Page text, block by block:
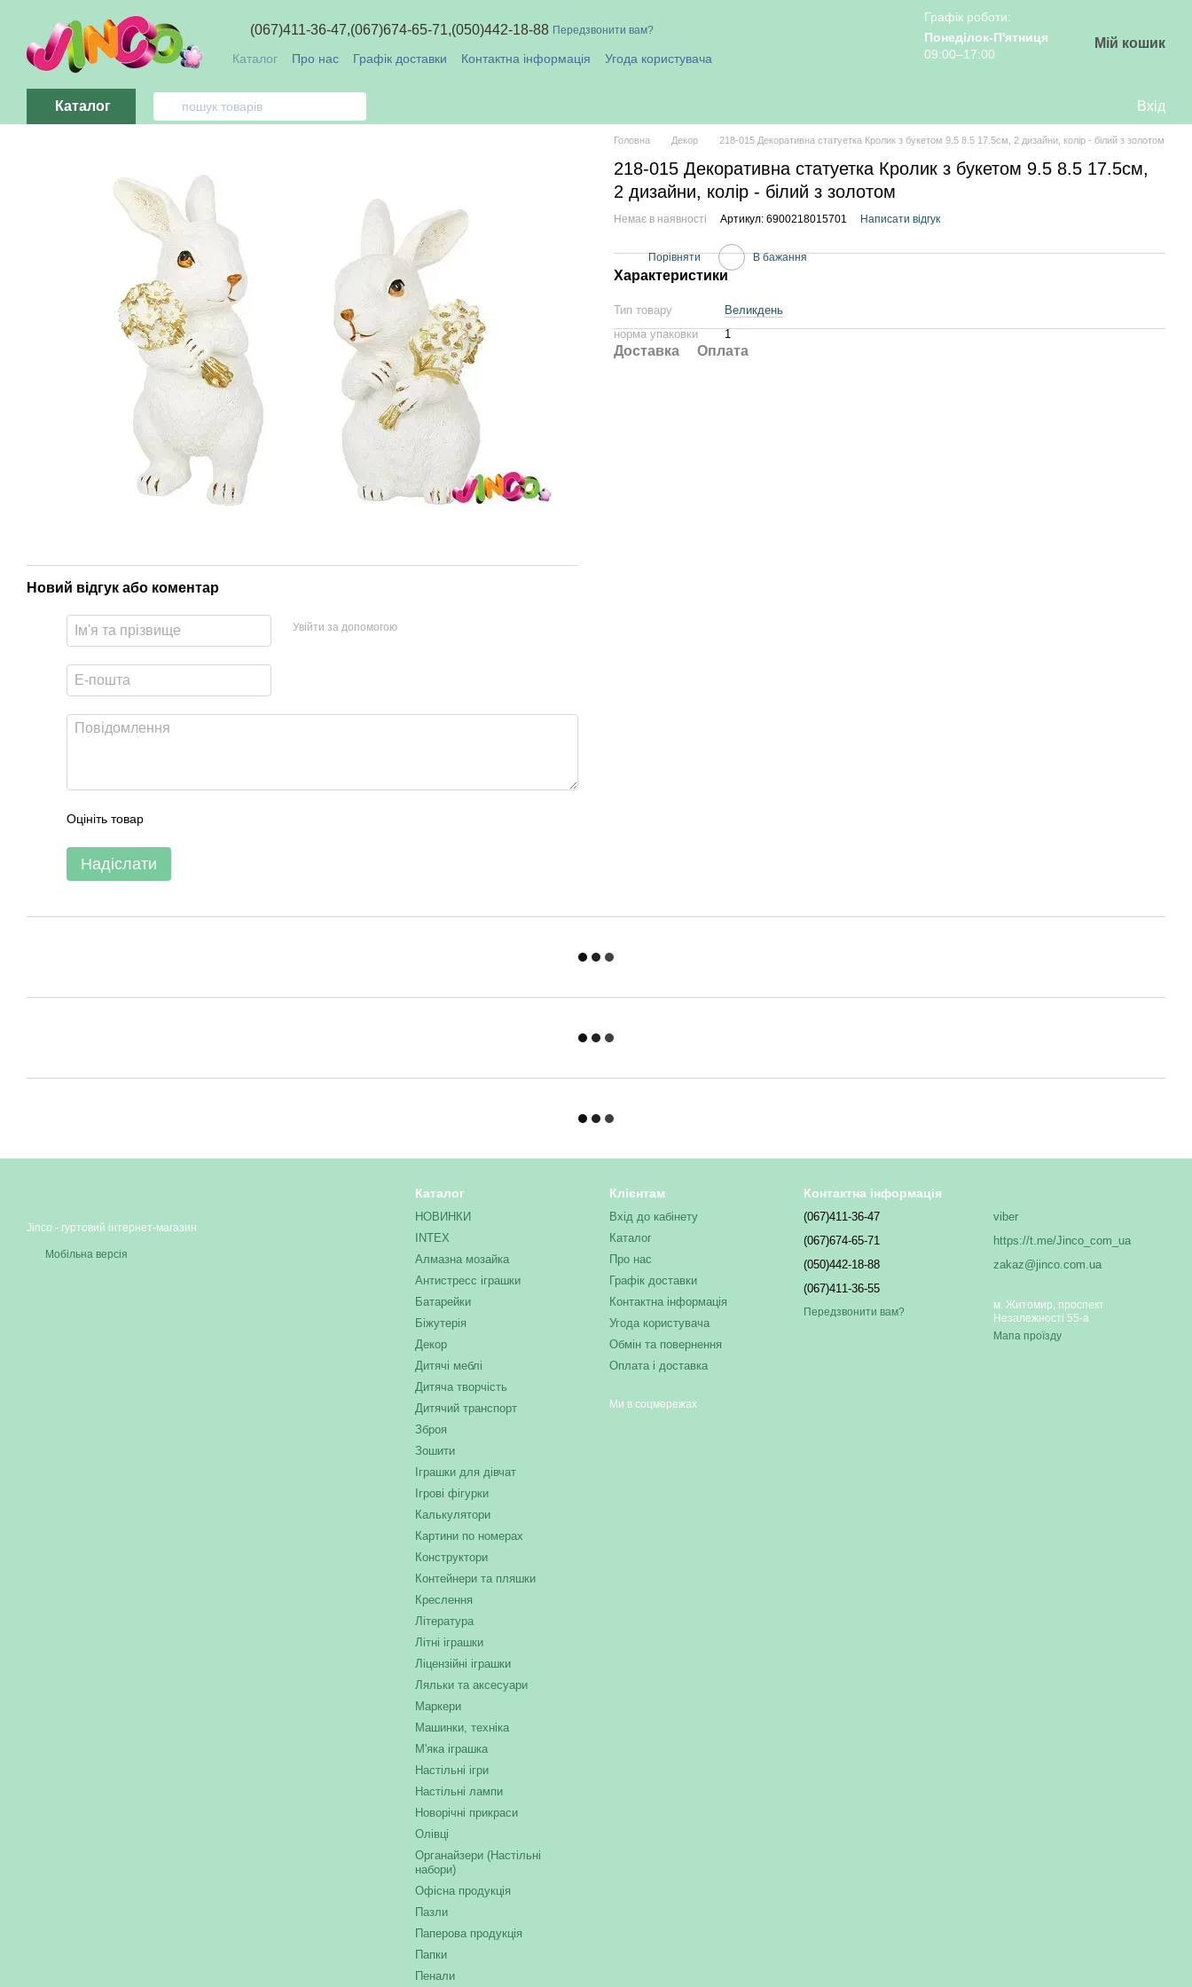
Перейти до основного контенту
(067)411-36-47,(067)674-65-71,(050)442-18-88 Передзвонити вам?
Каталог Про нас Графік доставки Контактна інформація
Угода користувача
Графік роботи:
Понеділок-П'ятниця
09:00–17:00
Мій кошик
Каталог Вхід
Новий відгук або коментар
Увійти за допомогою
Оцініть товар
Надіслати
Головна Декор 218-015 Декоративна статуетка Кролик з букетом 9.5 8.5 17.5см, 2 дизайни, колір - білий з золотом
218-015 Декоративна статуетка Кролик з букетом 9.5 8.5 17.5см,
2 дизайни, колір - білий з золотом
Немає в наявності Артикул: 6900218015701 Написати відгук
Порівняти В бажання
Характеристики
Тип товару
Великдень
норма упаковки
1
Доставка Оплата
Jinco - гуртовий інтернет-магазин
Мобільна версія
Каталог
НОВИНКИ
INTEX
Алмазна мозайка
Антистресс іграшки
Батарейки
Біжутерія
Декор
Дитячі меблі
Дитяча творчість
Дитячий транспорт
Зброя
Зошити
Іграшки для дівчат
Ігрові фігурки
Калькулятори
Картини по номерах
Конструктори
Контейнери та пляшки
Креслення
Література
Літні іграшки
Ліцензійні іграшки
Ляльки та аксесуари
Маркери
Машинки, техніка
М'яка іграшка
Настільні ігри
Настільні лампи
Новорічні прикраси
Олівці
Органайзери (Настільні
набори)
Офісна продукція
Пазли
Паперова продукція
Папки
Пенали
Клієнтам
Вхід до кабінету
Каталог
Про нас
Графік доставки
Контактна інформація
Угода користувача
Обмін та повернення
Оплата і доставка
Ми в соцмережах
Контактна інформація
(067)411-36-47
(067)674-65-71
(050)442-18-88
(067)411-36-55
Передзвонити вам?
viber
https://t.me/Jinco_com_ua
zakaz@jinco.com.ua
м. Житомир, проспект
Незалежності 55-а
Мапа проїзду